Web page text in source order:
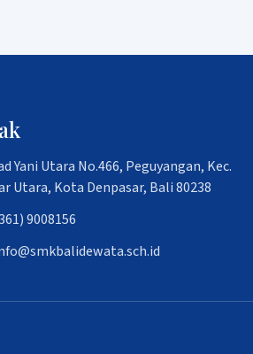
Yani Utara No.466, Peguyangan, Kec.
Utara, Kota Denpasar, Bali 80238
9008156